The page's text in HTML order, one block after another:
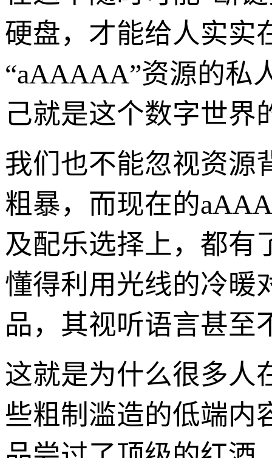
硬盘，才能给人实实
“aAAAAA”资源的私
己就是这个数字世界
我们也不能忽视资源
粗暴，而现在的
及配乐选择上，都有
懂得利用光线的冷暖
品，其视听语言甚至
这就是为什么很多人
些粗制滥造的低端内